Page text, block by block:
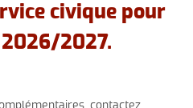
civique pour
2027.
contactez